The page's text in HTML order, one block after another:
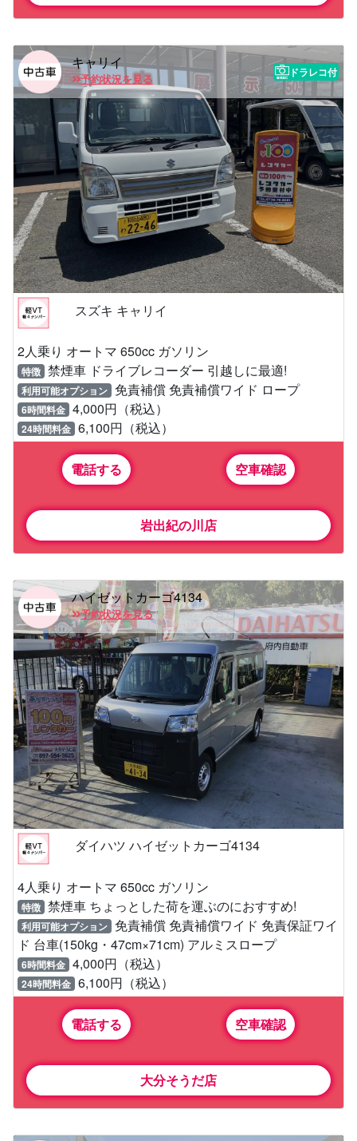
キャリイ
予約状況を見る
ドラレコ付
スズキ キャリイ
2人乗り オートマ 650cc ガソリン
特徴 禁煙車 ドライブレコーダー 引越しに最適!
利用可能オプション 免責補償 免責補償ワイド ロープ
6時間料金 4,000円（税込）
24時間料金 6,100円（税込）
電話する 空車確認
岩出紀の川店
ハイゼットカーゴ4134
予約状況を見る
ダイハツ ハイゼットカーゴ4134
4人乗り オートマ 650cc ガソリン
特徴 禁煙車 ちょっとした荷を運ぶのにおすすめ!
利用可能オプション 免責補償 免責補償ワイド 免責保証ワイ
ド 台車(150kg・47cm×71cm) アルミスロープ
6時間料金 4,000円（税込）
24時間料金 6,100円（税込）
電話する 空車確認
大分そうだ店